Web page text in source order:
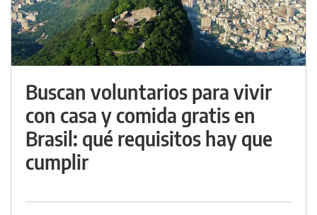
Buscan voluntarios para vivir
con casa y comida gratis en
Brasil: qué requisitos hay que
cumplir